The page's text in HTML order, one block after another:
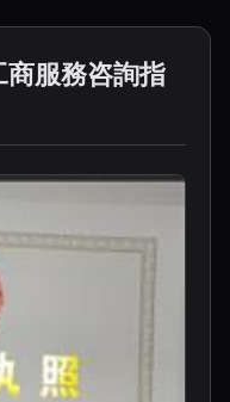
服務咨詢指